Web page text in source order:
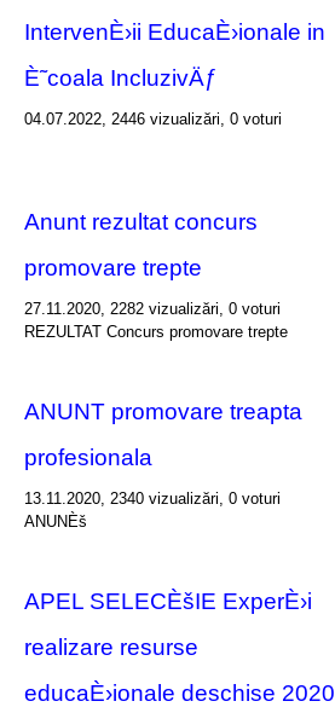
IntervenÈ›ii EducaÈ›ionale in
È˜coala IncluzivÄƒ
04.07.2022, 2446 vizualizări, 0 voturi
Anunt rezultat concurs
promovare trepte
27.11.2020, 2282 vizualizări, 0 voturi
REZULTAT Concurs promovare trepte
ANUNT promovare treapta
profesionala
13.11.2020, 2340 vizualizări, 0 voturi
ANUNÈš
APEL SELECÈšIE ExperÈ›i
realizare resurse
educaÈ›ionale deschise 2020